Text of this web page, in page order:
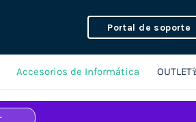
Portal de soporte
Accesorios de Informática